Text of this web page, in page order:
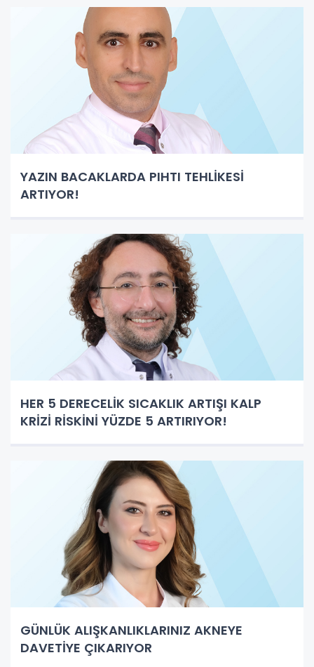
YAZIN BACAKLARDA PIHTI TEHLİKESİ
ARTIYOR!
HER 5 DERECELİK SICAKLIK ARTIŞI KALP
KRİZİ RİSKİNİ YÜZDE 5 ARTIRIYOR!
GÜNLÜK ALIŞKANLIKLARINIZ AKNEYE
DAVETİYE ÇIKARIYOR